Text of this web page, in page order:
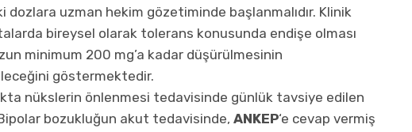
dozlara uzman hekim gözetiminde başlanmalıdır. Klinik
bireysel olarak tolerans konusunda endişe olması
minimum 200 mg’a kadar düşürülmesinin
göstermektedir.
nükslerin önlenmesi tedavisinde günlük tavsiye edilen
bozukluğun akut tedavisinde, ANKEP‘e cevap vermiş